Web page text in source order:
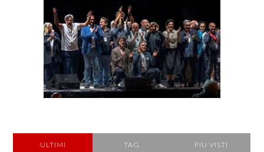
ULTIMI TAG PIÙ VISTI